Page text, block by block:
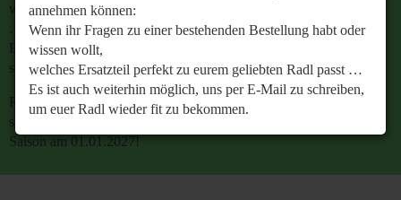
annehmen können:
Wenn ihr Fragen zu einer bestehenden Bestellung habt oder
wissen wollt,
welches Ersatzteil perfekt zu eurem geliebten Radl passt …
Es ist auch weiterhin möglich, uns per E-Mail zu schreiben,
um euer Radl wieder fit zu bekommen.
Retrobike wünscht euch eine gesunde Radlzeit und freut
welches Ersatzteil perfekt zu eurem geliebten Radl passt
…
Es ist auch weiterhin möglich, uns per E-Mail zu
schreiben, um euer Radl wieder fit zu bekommen.
Retrobike wünscht euch eine gesunde Radlzeit und freut
sich schon jetzt auf den gemeinsamen Start in die neue
Saison am 01.01.2027!